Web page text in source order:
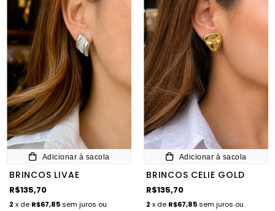
Adicionar à sacola
BRINCOS LIVAE
R$135,70
2 x de R$67,85 sem juros ou
Adicionar à sacola
BRINCOS CELIE GOLD
R$135,70
2 x de R$67,85 sem juros ou